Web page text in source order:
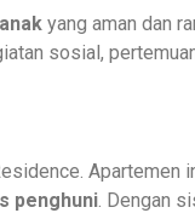
yang aman dan
sosial,
Apartemen
penghuni. Dengan